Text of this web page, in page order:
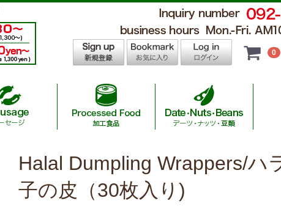
0
Japanese Halal Wagyu / 国産ハラール黒毛和牛
Australia Halal Beef/オーストラリア産ハラール牛
Mutton / 羊肉
Sausage / ソーセージ
Chicken Nuggets & Hamburger / チキンナゲット・ハン
Sauce / ソース
Beans / 豆類
Halal Others / その他食品
Halal Dumpling Wrappers/ハ
子の皮（30枚入り)